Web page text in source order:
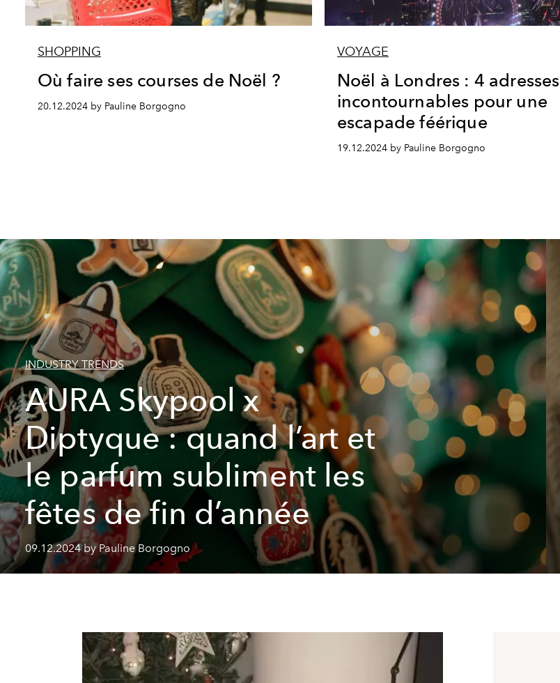
SHOPPING
Où faire ses courses de Noël ?
20.12.2024 by Pauline Borgogno
VOYAGE
Noël à Londres : 4 adresses
incontournables pour une
escapade féérique
19.12.2024 by Pauline Borgogno
INDUSTRY TRENDS
AURA Skypool x
Diptyque : quand l’art et
le parfum subliment les
fêtes de fin d’année
09.12.2024 by Pauline Borgogno